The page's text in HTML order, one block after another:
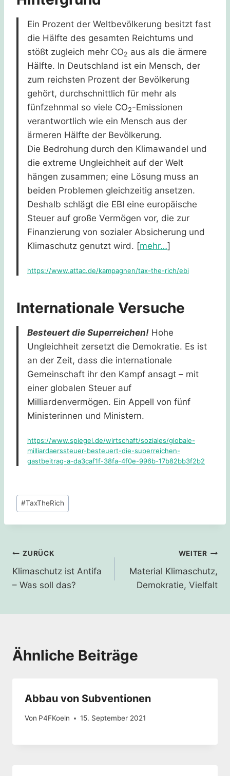
Ein Prozent der Weltbevölkerung besitzt fast
die Hälfte des gesamten Reichtums und
stößt zugleich mehr CO2 aus als die ärmere
Hälfte. In Deutschland ist ein Mensch, der
zum reichsten Prozent der Bevölkerung
gehört, durchschnittlich für mehr als
fünfzehnmal so viele CO2-Emissionen
verantwortlich wie ein Mensch aus der
ärmeren Hälfte der Bevölkerung.
Die Bedrohung durch den Klimawandel und
die extreme Ungleichheit auf der Welt
hängen zusammen; eine Lösung muss an
beiden Problemen gleichzeitig ansetzen.
Deshalb schlägt die EBI eine europäische
Steuer auf große Vermögen vor, die zur
Finanzierung von sozialer Absicherung und
Klimaschutz genutzt wird. [mehr…]
https://www.attac.de/kampagnen/tax-the-rich/ebi
Internationale Versuche
Besteuert die Superreichen! Hohe
Ungleichheit zersetzt die Demokratie. Es ist
an der Zeit, dass die internationale
Gemeinschaft ihr den Kampf ansagt – mit
einer globalen Steuer auf
Milliardenvermögen. Ein Appell von fünf
Ministerinnen und Ministern.
https://www.spiegel.de/wirtschaft/soziales/globale-
milliardaerssteuer-besteuert-die-superreichen-
gastbeitrag-a-da3caf1f-38fa-4f0e-996b-17b82bb3f2b2
Schlagworte:
#TaxTheRich
Beitragsnavigation
ZURÜCK
Klimaschutz ist Antifa
– Was soll das?
WEITER
Material Klimaschutz,
Demokratie, Vielfalt
Ähnliche Beiträge
Abbau von Subventionen
Von P4FKoeln 15. September 2021